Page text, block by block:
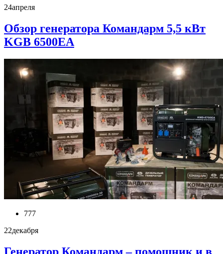
24апреля
Обзор генератора Командарм 5,5 кВт
KGB 6500EA
777
22декабря